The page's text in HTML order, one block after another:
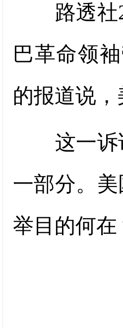
路透社20
巴革命领
的报道说
这一诉讼
一部分。
举目的何在